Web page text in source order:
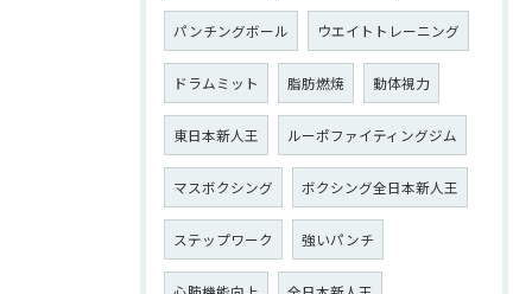
パンチングボール ウエイトトレーニング
ドラムミット 脂肪燃焼 動体視力
東日本新人王 ルーポファイティングジム
マスボクシング ボクシング全日本新人王
ステップワーク 強いパンチ